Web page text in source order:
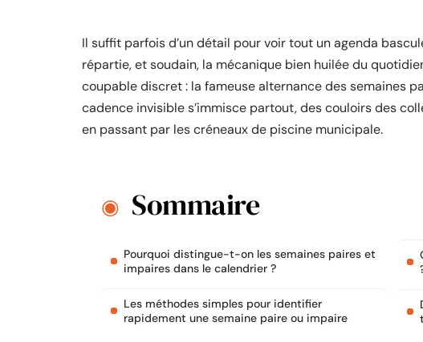
Il suffit parfois d’un détail pour voir tout un agenda
répartie, et soudain, la mécanique bien huilée du
coupable discret : la fameuse alternance des semaines
cadence invisible s’immisce partout, des couloirs des
en passant par les créneaux de piscine municipale.
Sommaire
Pourquoi distingue-t-on les semaines paires et
impaires dans le calendrier ?
Les méthodes simples pour identifier
rapidement une semaine paire ou impaire